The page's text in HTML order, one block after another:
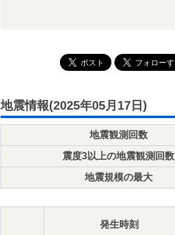
地震情報(2025年05月17日)
地震観測回数
震度3以上の地震観測回数
地震規模の最大
発生時刻